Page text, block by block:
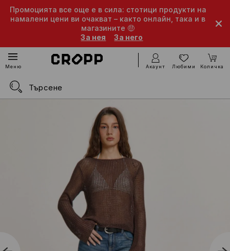
Промоцията все още е в сила: стотици продукти на
намалени цени ви очакват – както онлайн, така и в
магазините 🤑
За нея
За него
Меню Акаунт Любими Количка